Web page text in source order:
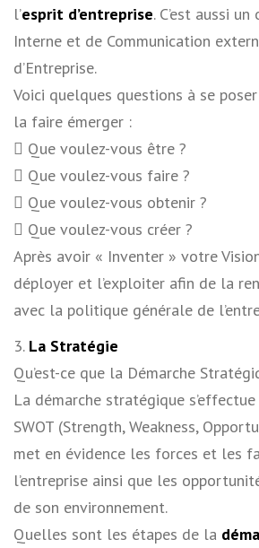
l’esprit d’entreprise. C’est aussi
Interne et de Communication
d’Entreprise.
Voici quelques questions à se
la faire émerger :
 Que voulez-vous être ?
 Que voulez-vous faire ?
 Que voulez-vous obtenir ?
 Que voulez-vous créer ?
Après avoir « Inventer » votre
déployer et l’exploiter afin de la
avec la politique générale de
3. La Stratégie
Qu’est-ce que la Démarche
La démarche stratégique
SWOT (Strength, Weakness,
met en évidence les forces et les
l’entreprise ainsi que les
de son environnement.
Quelles sont les étapes de la